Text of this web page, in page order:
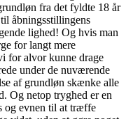
fra det fyldte 18 år
åbningsstillingens
lighed! Og hvis man
for langt mere
for alvor kunne drage
under de nuværende
af grundløn skænke alle
Og netop tryghed er en
og evnen til at træffe